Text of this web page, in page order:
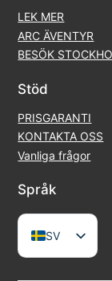
LEK MER
ARC ÄVENTYR
BESÖK
Stöd
PRISGARANTI
KONTAKTA OSS
Vanliga frågor
Språk
SV
EN